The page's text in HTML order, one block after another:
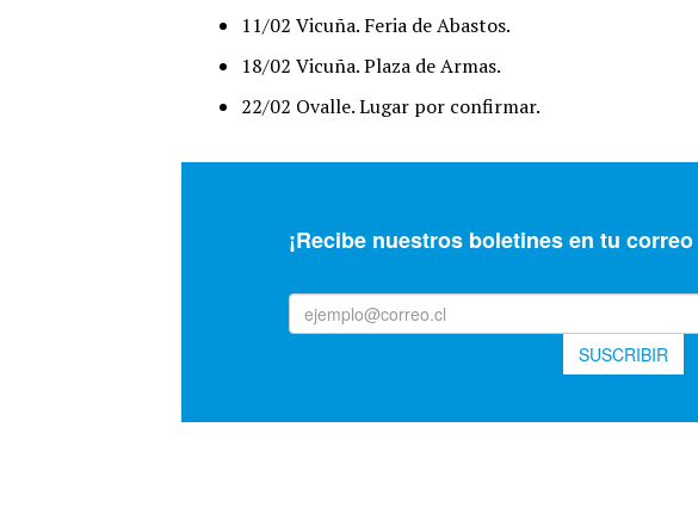
11/02 Vicuña. Feria de Abastos.
18/02 Vicuña. Plaza de Armas.
22/02 Ovalle. Lugar por confirmar.